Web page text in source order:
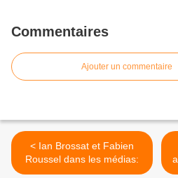
Commentaires
Ajouter un commentaire
< Ian Brossat et Fabien
Roussel dans les médias: